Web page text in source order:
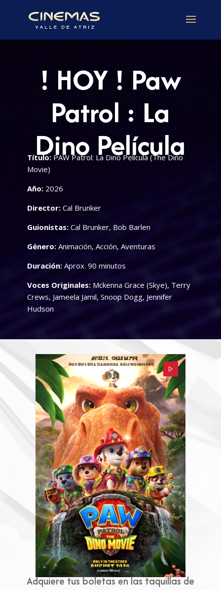
! HOY ! Paw
Patrol : La
Dino Película
Título:PAW Patrol: La Dino Película (The Dino
Movie)
Año:2026
Director:Cal Brunker
Guionistas:Cal Brunker, Bob Barlen
Género:Animación, Acción, Aventuras
Duración:Aprox. 90 minutos
Voces Originales:Mckenna Grace (Skye), Terry
Crews, Jameela Jamil, Snoop Dogg, Jennifer
Hudson
Adquiere tus boletas en las taquillas de